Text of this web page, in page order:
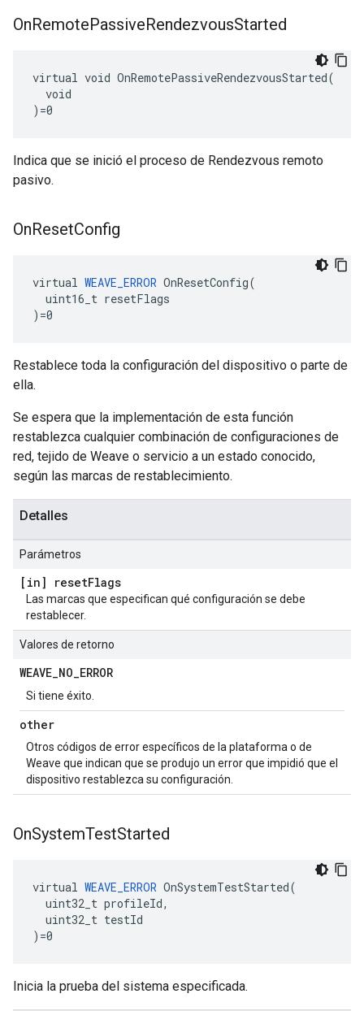
OnRemotePassiveRendezvousStarted
virtual void OnRemotePassiveRendezvousStarted(
  void
)=0
Indica que se inició el proceso de Rendezvous remoto
pasivo.
OnResetConfig
virtual WEAVE_ERROR OnResetConfig(
  uint16_t resetFlags
)=0
Restablece toda la configuración del dispositivo o parte de
ella.
Se espera que la implementación de esta función
restablezca cualquier combinación de configuraciones de
red, tejido de Weave o servicio a un estado conocido,
según las marcas de restablecimiento.
Detalles
Parámetros
[in] resetFlags
Las marcas que especifican qué configuración se debe
restablecer.
Valores de retorno
WEAVE_NO_ERROR
Si tiene éxito.
other
Otros códigos de error específicos de la plataforma o de
Weave que indican que se produjo un error que impidió que el
dispositivo restablezca su configuración.
OnSystemTestStarted
virtual WEAVE_ERROR OnSystemTestStarted(
  uint32_t profileId,
  uint32_t testId
)=0
Inicia la prueba del sistema especificada.